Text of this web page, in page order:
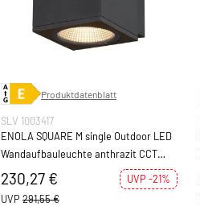
Produktdatenblatt
SLV 1003417
ENOLA SQUARE M single Outdoor LED
Wandaufbauleuchte anthrazit CCT
3000/4000K
230,27 €
UVP -21%
UVP 291,55 €